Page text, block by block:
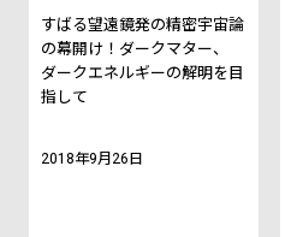
すばる望遠鏡発の精密宇宙論
の幕開け！ダークマター、
ダークエネルギーの解明を目
指して
2018年9月26日